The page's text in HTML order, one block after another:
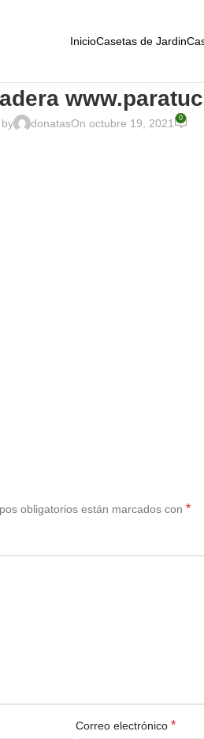
InicioCasetas de Jardin
donatasOn octubre 19, 2021 0
obligatorios están marcados con *
Correo electrónico*